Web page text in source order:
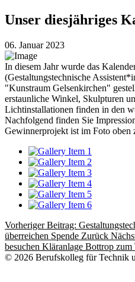
Unser diesjähriges
06. Januar 2023
In diesem Jahr wurde das
(Gestaltungstechnische
"Kunstraum Gelsenkirchen"
erstaunliche Winkel, Skulpturen
Lichtinstallationen finden in den
Nachfolgend finden Sie
Gewinnerprojekt ist im Foto oben
Vorheriger Beitrag:
überreichen Spende Zurück
besuchen Kläranlage Bottrop
© 2026 Berufskolleg für Technik